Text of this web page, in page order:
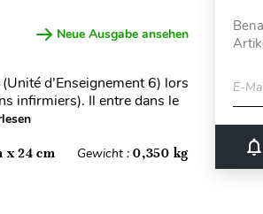
Neue Ausgabe ansehen
d’Enseignement 6) lors
infirmiers). Il entre dans le
x 24 cm Gewicht :0,350 kg
E-
notifications_none